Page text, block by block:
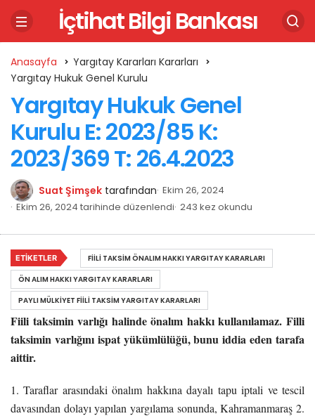
İçtihat Bilgi Bankası
Anasayfa
Yargıtay Kararları Kararları
Yargıtay Hukuk Genel Kurulu
Yargıtay Hukuk Genel
Kurulu E: 2023/85 K:
2023/369 T: 26.4.2023
Suat Şimşek tarafından Ekim 26, 2024
Ekim 26, 2024 tarihinde düzenlendi 243 kez okundu
Fiili taksimin varlığı halinde önalım hakkı kullanılamaz. Filli
taksimin varlığını ispat yükümlülüğü, bunu iddia eden tarafa
aittir.
1. Taraflar arasındaki önalım hakkına dayalı tapu iptali ve tescil
davasından dolayı yapılan yargılama sonunda, Kahramanmaraş 2.
ETIKETLER
FIILI TAKSIM ÖNALIM HAKKI YARGITAY KARARLARI
ÖN ALIM HAKKI YARGITAY KARARLARI
PAYLI MÜLKIYET FIILI TAKSIM YARGITAY KARARLARI